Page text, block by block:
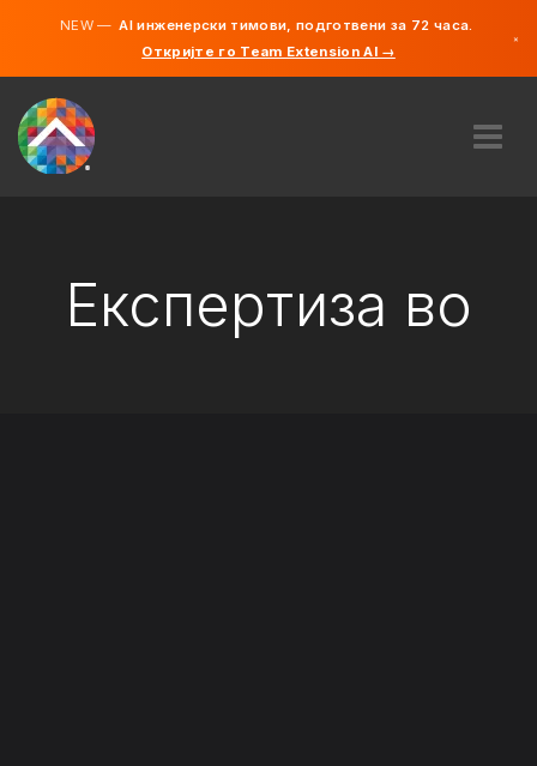
NEW —AI инженерски тимови, подготвени за 72 часа.
Откријте го Team Extension AI →
×
КАРИЕРИЕкспертиза во